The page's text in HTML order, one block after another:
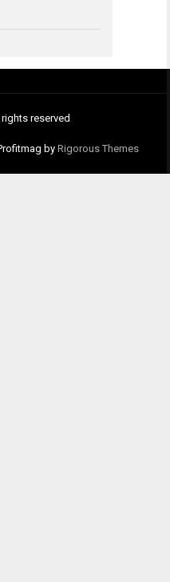
reserved
by Rigorous Themes